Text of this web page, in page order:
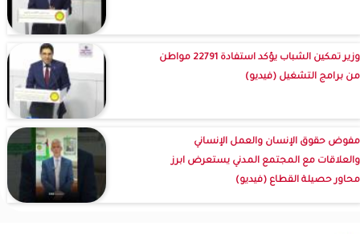
وزير تمكين الشباب يؤكد استفادة 22791 مواطن
من برامج التشغيل (فيديو)
مفوض حقوق الإنسان والعمل الإنساني
والعلاقات مع المجتمع المدني يستعرض ابرز
محاور حصيلة القطاع (فيديو)